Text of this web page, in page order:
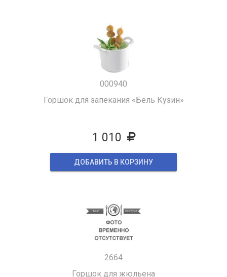
000940
Горшок для запекания «Бель Кузин»
1 010
ДОБАВИТЬ В КОРЗИНУ
2664
Горшок для жюльена